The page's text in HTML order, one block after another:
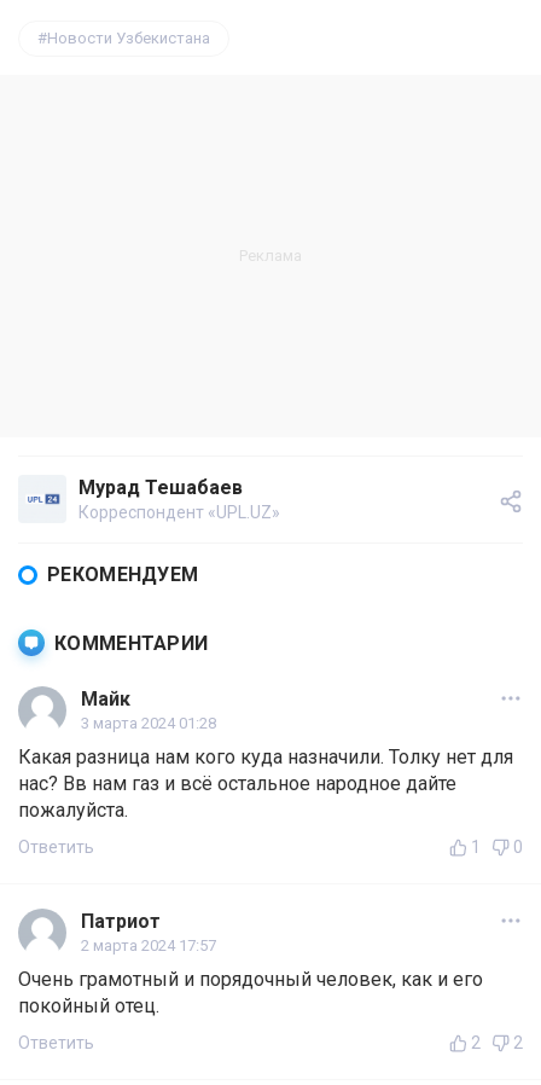
Новости Узбекистана
Мурад Тешабаев
Корреспондент «UPL.UZ»
РЕКОМЕНДУЕМ
КОММЕНТАРИИ
Майк
3 марта 2024 01:28
Какая разница нам кого куда назначили. Толку нет для
нас? Вв нам газ и всё остальное народное дайте
пожалуйста.
Ответить 1 0
Патриот
2 марта 2024 17:57
Очень грамотный и порядочный человек, как и его
покойный отец.
Ответить 2 2